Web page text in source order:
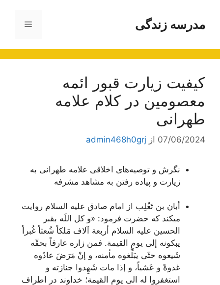
محتوامدرسه زندگی فهرست
کیفیت زیارت قبور ائمه
معصومین در کلام علامه
طهرانی
07/06/2024 از admin468h0grj
نگرش و توصیه‌های اخلاقی علامه طهرانی به
زیارت و پیاده رفتن به مشاهد مشرفه
أبان بن تَغْلِب از امام صادق علیه السلام روایت
میکند که حضرت فرمود: «و کل اللَه بقبر
الحسین علیه السلام أربعة آلاف مَلکاً شُعثاً غُبراً
یبکونه إلى یوم القیمة. فمن زاره عارفاً بحقّه
شَیعوه حتّى یبَلِّغوه مأمنه، و إنْ مَرَضَ عادُوه
غدوةً و عَشیاً، و إذا مات شَهِدوا جنازته و
استغفروا له الى یوم القیمة؛ خداوند در اطراف